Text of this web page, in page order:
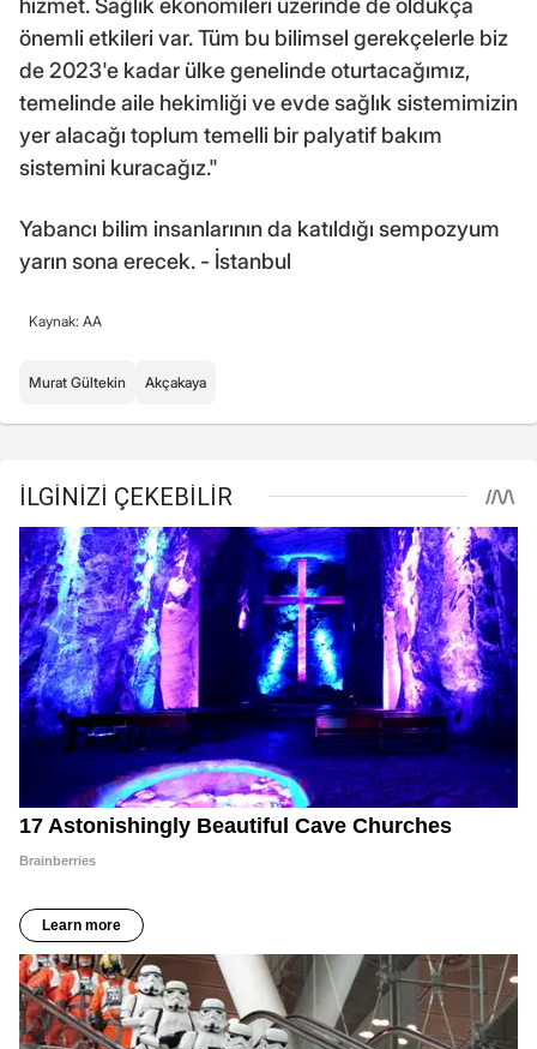
hizmet. Sağlık ekonomileri üzerinde de oldukça
önemli etkileri var. Tüm bu bilimsel gerekçelerle biz
de 2023'e kadar ülke genelinde oturtacağımız,
temelinde aile hekimliği ve evde sağlık sistemimizin
yer alacağı toplum temelli bir palyatif bakım
sistemini kuracağız."
Yabancı bilim insanlarının da katıldığı sempozyum
yarın sona erecek. - İstanbul
Kaynak: AA
Murat Gültekin Akçakaya